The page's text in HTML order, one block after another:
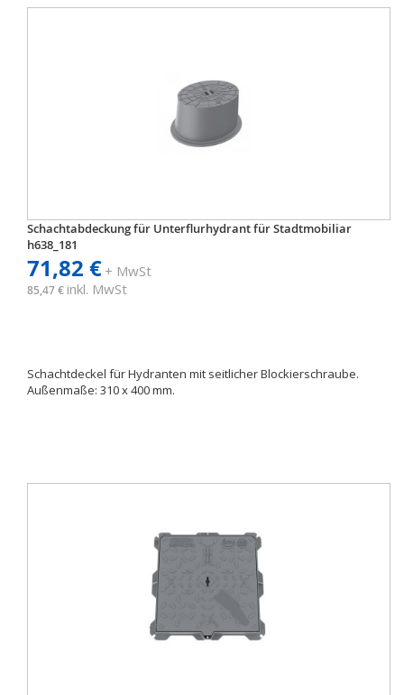
Schachtabdeckung für Unterflurhydrant für Stadtmobiliar
h638_181
71,82 €+ MwSt
85,47 € inkl. MwSt
Schachtdeckel für Hydranten mit seitlicher Blockierschraube.
Außenmaße: 310 x 400 mm.